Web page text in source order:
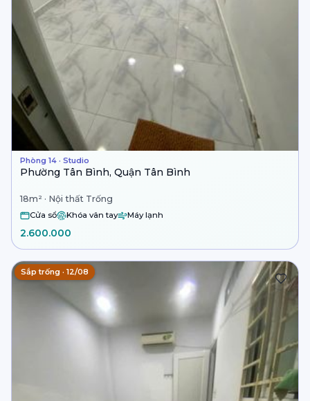
Phòng 14 · Studio
Phường Tân Bình, Quận Tân Bình
18m² · Nội thất Trống
Cửa sổ Khóa vân tay Máy lạnh
2.600.000
Sắp trống · 12/08